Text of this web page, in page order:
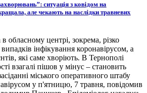
ситуація з ковідом на
але чекають на наслідки травневих
обласному центрі, зокрема, різко
випадків інфікування коронавірусом, а
які саме хворіють. В Тернополі
взагалі пішов у мінус – становить
міського оперативного штабу
у п'ятницю, 7 травня, повідомив